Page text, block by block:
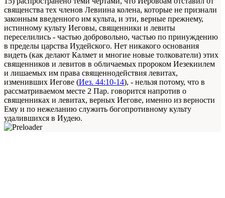
священства тех членов Левиина колена, которые не признали
законным введенного им культа, и эти, верные прежнему,
истинному культу Иеговы, священники и левиты
переселились - частью добровольно, частью по принуждению
в пределы царства Иудейского. Нет никакого основания
видеть (как делают Калмет и многие новые толкователи) этих
священников и левитов в обличаемых пророком Иезекиилем
и лишаемых им права священнодействия левитах,
изменивших Иегове (Иез. 44:10-14), - нельзя потому, что в
рассматриваемом месте 2 Пар. говорится напротив о
священниках и левитах, верных Иегове, именно из верности
Ему и по нежеланию служить богопротивному культу
удалившихся в Иудею.